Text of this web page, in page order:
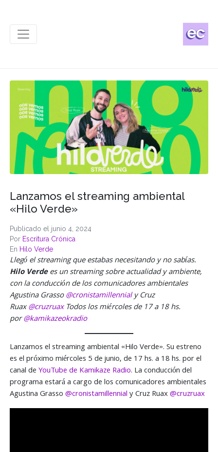
Publicado el junio 4, 2024
Por Escritura Crónica
En Hilo Verde
Lanzamos el streaming ambiental
«Hilo Verde»
Llegó el streaming que estabas necesitando y no sabías.
Hilo Verdees un streaming sobre actualidad y ambiente,
con la conducción de los comunicadores ambientales
Agustina Grasso@cronistamillennialy Cruz
Ruax@cruzruaxTodos los miércoles de 17 a 18 hs.
por@kamikazeokradio
Lanzamos el streaming ambiental «Hilo Verde». Su estreno
es el próximo miércoles 5 de junio, de 17 hs. a 18 hs. por el
canal deYouTube de Kamikaze Radio. La conducción del
programa estará a cargo de los comunicadores ambientales
Agustina Grasso@cronistamillennialy Cruz Ruax@cruzruax